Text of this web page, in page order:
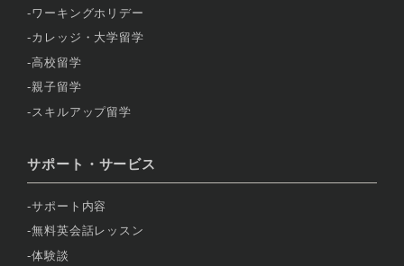
ワーキングホリデー
カレッジ・大学留学
高校留学
親子留学
スキルアップ留学
サポート・サービス
サポート内容
無料英会話レッスン
体験談